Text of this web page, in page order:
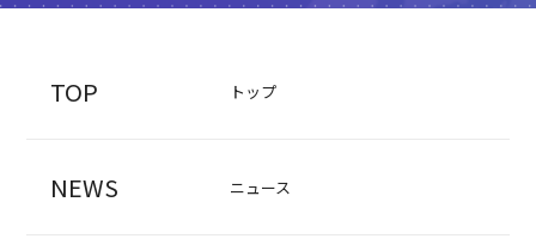
TOP トップ
NEWS ニュース